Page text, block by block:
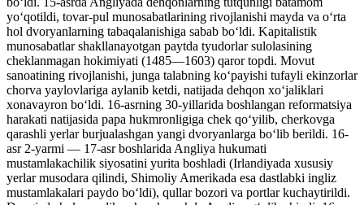
yoʻqotildi, tovar-pul munosabatlarining rivojlanishi mayda va oʻrta
hol dvoryanlarning tabaqalanishiga sabab boʻldi. Kapitalistik
munosabatlar shakllanayotgan paytda tyudorlar sulolasining
cheklanmagan hokimiyati (1485—1603) qaror topdi. Movut
sanoatining rivojlanishi, junga talabning koʻpayishi tufayli ekinzorlar
chorva yaylovlariga aylanib ketdi, natijada dehqon xoʻjaliklari
xonavayron boʻldi. 16-asrning 30-yillarida boshlangan reformatsiya
harakati natijasida papa hukmronligiga chek qoʻyilib, cherkovga
qarashli yerlar burjualashgan yangi dvoryanlarga boʻlib berildi. 16-
asr 2-yarmi — 17-asr boshlarida Angliya hukumati
mustamlakachilik siyosatini yurita boshladi (Irlandiyada xususiy
yerlar musodara qilindi, Shimoliy Amerikada esa dastlabki ingliz
mustamlakalari paydo boʻldi), qullar bozori va portlar kuchaytirildi.